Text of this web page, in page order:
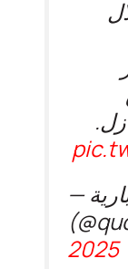
— شبكة قدس الإخبارية
2025